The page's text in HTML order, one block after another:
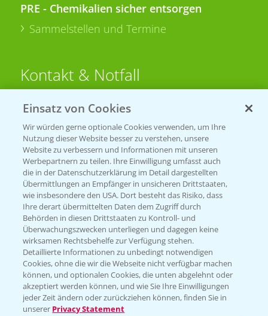
PRE - Chemikalien sicher entsorgen
Sammelstellen und Termine
Kontakt & Notfall
Beratung auf WhatsApp
T.+49 (0)174 346 564 1
KONTAKT
Hilfe in Notfällen
T.+49 (0)214/30-20220
Folgen Sie uns
Einsatz von Cookies
Wir würden gerne optionale Cookies verwenden, um Ihre
Nutzung dieser Website besser zu verstehen, unsere
Website zu verbessern und Informationen mit unseren
Werbepartnern zu teilen. Ihre Einwilligung umfasst auch
die in der Datenschutzerklärung im Detail dargestellten
Übermittlungen an Empfänger in unsicheren Drittstaaten,
wie insbesondere den USA. Dort besteht das Risiko, dass
Ihre derart übermittelten Daten dem Zugriff durch
Behörden in diesen Drittstaaten zu Kontroll- und
Überwachungszwecken unterliegen und dagegen keine
wirksamen Rechtsbehelfe zur Verfügung stehen.
Detaillierte Informationen zu unbedingt notwendigen
Cookies, ohne die wir die Webseite nicht verfügbar machen
können, und optionalen Cookies, die unten abgelehnt oder
akzeptiert werden können, und wie Sie Ihre Einwilligungen
jeder Zeit ändern oder zurückziehen können, finden Sie in
unserer Privacy Statement